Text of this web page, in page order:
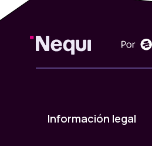
El total de diez mil
distribuido en diez (10)
consecutivas de mil
efectivas cada una.
cronograma tentativo:
Información legal